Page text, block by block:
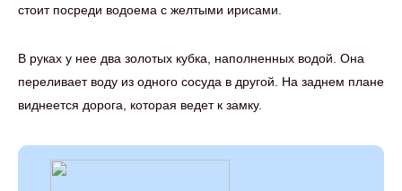
стоит посреди водоема с желтыми ирисами.
В руках у нее два золотых кубка, наполненных водой. Она
переливает воду из одного сосуда в другой. На заднем плане
виднеется дорога, которая ведет к замку.